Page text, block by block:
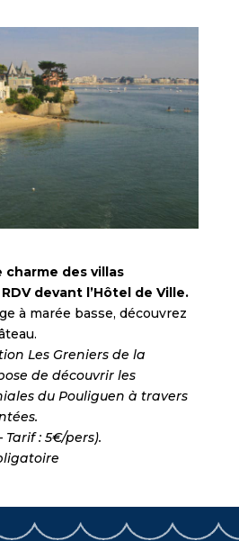
charme des villas
devant l’Hôtel de Ville.
à marée basse, découvrez
Les Greniers de la
de découvrir les
du Pouliguen à travers
: 5€/pers).